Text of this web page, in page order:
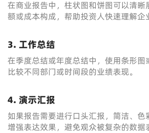
在商业报告中，柱状图和饼图可以清晰
额或成本构成，帮助投资人快速理解企
3. 工作总结
在季度总结或年度总结中，使用条形图
比较不同部门或时间段的业绩表现。
4. 演示汇报
如果报告需要进行口头汇报，简洁、色
增强表达效果，避免观众被复杂的数据